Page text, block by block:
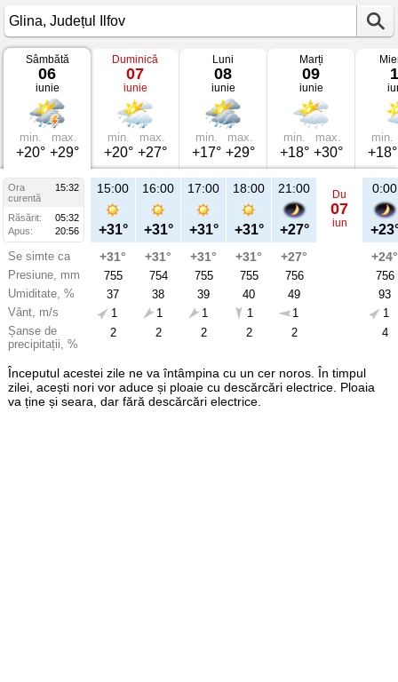
Vremea
Glina
06
iunie
2026
Județul
Ilfov
Sâmbătă
06
iunie
min.
+20°
max.
+29°
Duminică
07
iunie
min.
+20°
max.
+27°
Luni
08
iunie
min.
+17°
max.
+29°
Marți
09
iunie
min.
+18°
max.
+30°
min.
+18°
Ora
15:32
curentă
Răsărit:
05:32
Apus:
20:56
Se simte ca
Presiune, mm
Umiditate, %
Vânt, m/s
Șanse de
precipitații, %
15:00
+31°
+31°
755
37
1
2
16:00
+31°
+31°
754
38
1
2
17:00
+31°
+31°
755
39
1
2
18:00
+31°
+31°
755
40
1
2
21:00
+27°
+27°
756
49
1
2
Du
07
iun
0:00
+24°
756
93
1
4
Începutul acestei zile ne va întâmpina cu un cer noros. În timpul
zilei, acești nori vor aduce și ploaie cu descărcări electrice. Ploaia
va ține și seara, dar fără descărcări electrice.